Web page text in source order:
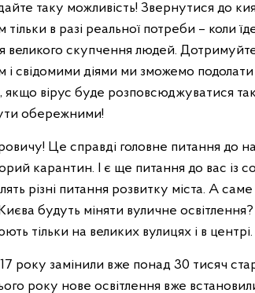
таку можливість! Звернутися до
в разі реальної потреби – коли
великого скупчення людей.
і свідомими діями ми зможемо
якщо вірус буде розповсюджуватися
обережними!
Це справді головне питання до
карантин. І є ще питання до вас із
різні питання розвитку міста. А
будуть міняти вуличне
тільки на великих вулицях і в
року замінили вже понад 30 тисяч
року нове освітлення вже